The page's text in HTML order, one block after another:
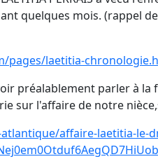
quelques mois. (rappel
pages/laetitia-
préalablement parler à la
sur l'affaire de notre
affaire-laetitia-le-